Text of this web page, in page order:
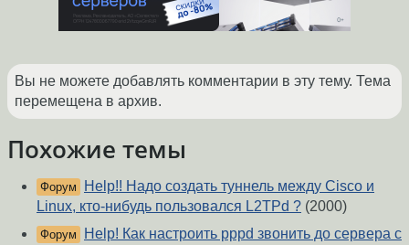
Вы не можете добавлять комментарии в эту тему. Тема
перемещена в архив.
Похожие темы
Форум
Help!! Надо создать туннель между Cisco и
Linux, кто-нибудь пользовался L2TPd ? (2000)
Форум
Help! Как настроить pppd звонить до сервера с